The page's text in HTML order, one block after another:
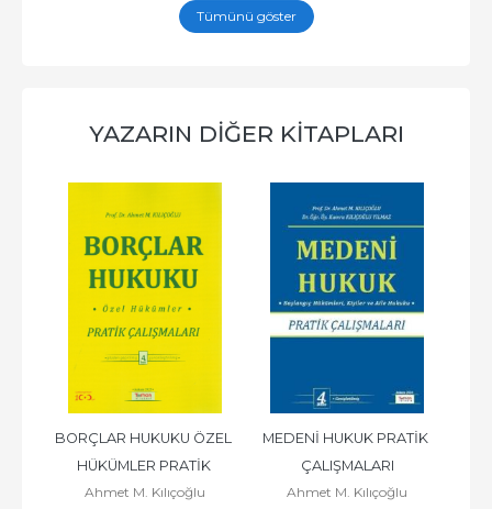
Tümünü göster
YAZARIN DIĞER KITAPLARI
BORÇLAR HUKUKU ÖZEL
HÜKÜMLER PRATİK
ÇALIŞMALARI
Ahmet M. Kılıçoğlu
MEDENİ HUKUK PRATİK
ÇALIŞMALARI
Ahmet M. Kılıçoğlu